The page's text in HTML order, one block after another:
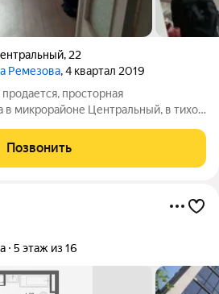
, 22
Ремезова, 4 квартал 2019
просторная
в микрорайоне Центральный, в тихом
балконом. Планировка очень
что удобно
Позвонить
5 этаж из 16